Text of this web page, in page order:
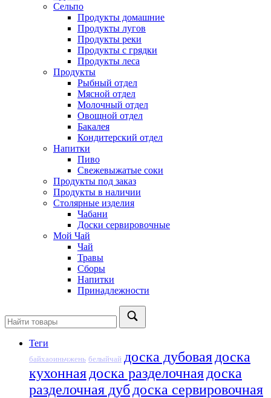
Сельпо
Продукты домашние
Продукты лугов
Продукты реки
Продукты с грядки
Продукты леса
Продукты
Рыбный отдел
Мясной отдел
Молочный отдел
Овощной отдел
Бакалея
Кондитерский отдел
Напитки
Пиво
Cвежевыжатые соки
Продукты под заказ
Продукты в наличии
Столярные изделия
Чабани
Доски сервировочные
Мой Чай
Чай
Травы
Сборы
Напитки
Принадлежности
Теги
байхаоиньчжень белыйчай доска дубовая доска
кухонная доска разделочная доска
разделочная дуб доска сервировочная